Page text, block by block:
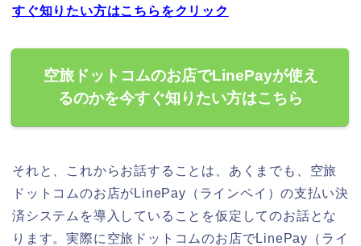
すぐ知りたい方はこちらをクリック
空旅ドットコムのお店でLinePayが使え
るのかを今すぐ知りたい方はこちら
それと、これからお話することは、あくまでも、空旅
ドットコムのお店がLinePay（ラインペイ）の支払い決
済システムを導入していることを仮定してのお話とな
ります。実際に空旅ドットコムのお店でLinePay（ライ